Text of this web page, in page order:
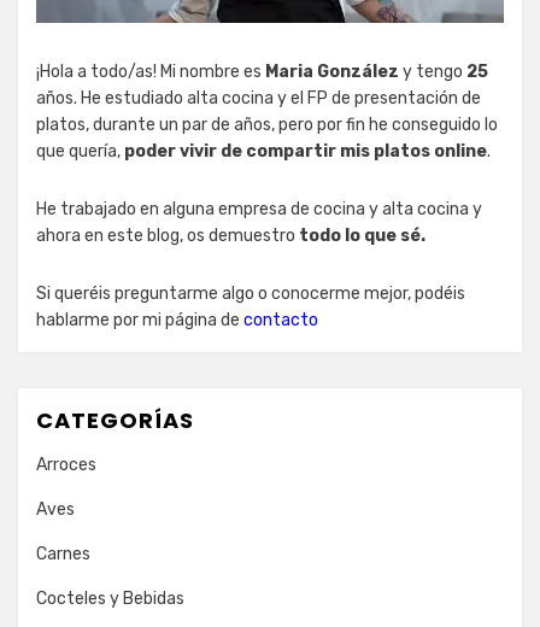
¡Hola a todo/as! Mi nombre es Maria González y tengo 25
años. He estudiado alta cocina y el FP de presentación de
platos, durante un par de años, pero por fin he conseguido lo
que quería, poder vivir de compartir mis platos online.
He trabajado en alguna empresa de cocina y alta cocina y
ahora en este blog, os demuestro todo lo que sé.
Si queréis preguntarme algo o conocerme mejor, podéis
hablarme por mi página de contacto
CATEGORÍAS
Arroces
Aves
Carnes
Cocteles y Bebidas